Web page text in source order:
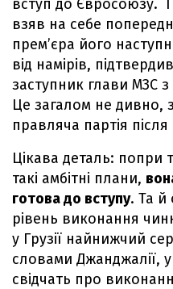
вступ до Євросоюзу.
взяв на себе
прем’єра його
від намірів,
заступник глави МЗС з
Це загалом не
правляча партія
Цікава деталь: попри
такі амбітні плани,
готова до вступу. Та й
рівень виконання
у Грузії найнижчий
словами Джанджалії,
свідчать про